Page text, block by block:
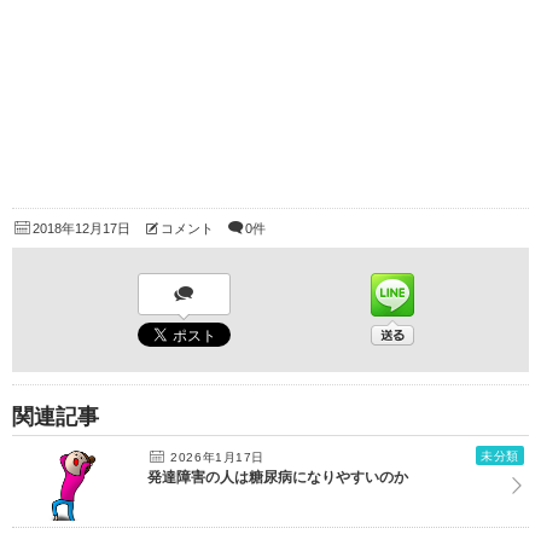
2018年12月17日 コメント 0件
関連記事
2026年1月17日 未分類
発達障害の人は糖尿病になりやすいのか